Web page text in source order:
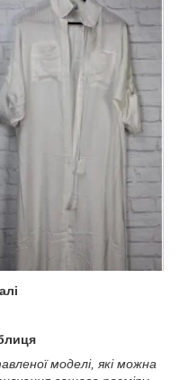
моделі, які можна